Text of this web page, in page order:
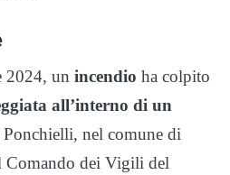
2024, un incendio ha colpito
all’interno di un
nel comune di
Comando dei Vigili del